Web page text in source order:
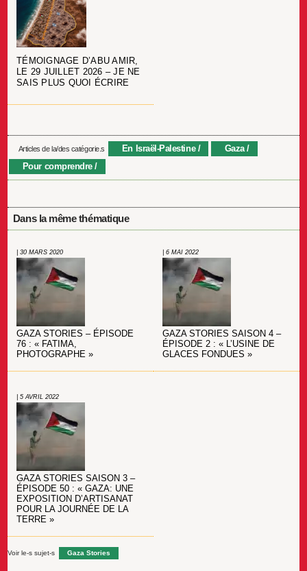
TÉMOIGNAGE D’ABU AMIR,
LE 29 JUILLET 2026 – JE NE
SAIS PLUS QUOI ÉCRIRE
Articles de la/des catégorie.s En Israël-Palestine
Gaza
Pour comprendre
Dans la même thématique
| 30 MARS 2020
GAZA STORIES – ÉPISODE
76 : « FATIMA,
PHOTOGRAPHE »
| 6 MAI 2022
GAZA STORIES SAISON 4 –
ÉPISODE 2 : « L’USINE DE
GLACES FONDUES »
| 5 AVRIL 2022
GAZA STORIES SAISON 3 –
ÉPISODE 50 : « GAZA: UNE
EXPOSITION D’ARTISANAT
POUR LA JOURNÉE DE LA
TERRE »
Voir le-s sujet-s Gaza Stories